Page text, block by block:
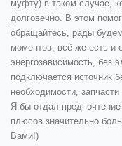
муфту) в таком случае,
долговечно. В этом
обращайтесь, рады
моментов, всё же есть и
энергозависимость, без
подключается источник
необходимости,
Я бы отдал
плюсов значительно
Вами!)